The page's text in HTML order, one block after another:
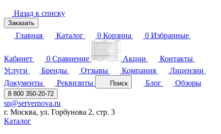
Назад к списку
Заказать
Главная Каталог 0 Корзина 0 Избранные
Кабинет 0 Сравнение Акции
Контакты
Услуги
Бренды Отзывы Компания
Лицензии
Документы
Реквизиты Поиск Блог Обзоры
8 800 350-20-72
sn@servernova.ru
г. Москва, ул. Горбунова 2, стр. 3
Каталог